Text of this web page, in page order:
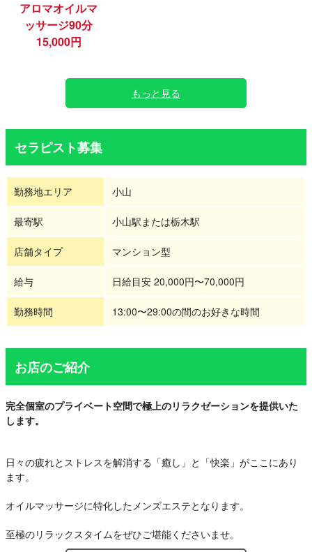
アロマオイルマ
ッサージ90分
15,000円
もっと見る
セラピスト募集
勤務地エリア 小山
最寄駅 小山駅または栃木駅
店舗タイプ マンション型
給与 日給目安 20,000円〜70,000円
勤務時間 13:00〜29:00の間のお好きな時間
お店のご紹介
完全個室のプライベート空間で極上のリラクゼーションを提供いた
します。
日々の疲れとストレスを解消する「癒し」と「快楽」がここにあり
ます。
オイルマッサージに特化したメンズエステとなります。
至極のリラックスタイムをぜひご堪能くださいませ。